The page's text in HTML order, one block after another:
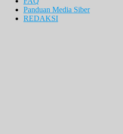
Panduan Media Siber
REDAKSI